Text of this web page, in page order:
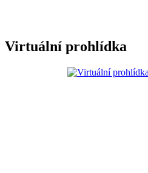
Virtuální prohlídka